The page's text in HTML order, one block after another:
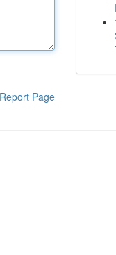
Report Page